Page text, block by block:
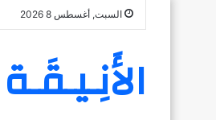
السبت, أغسطس 8 2026
الأَنِـيـقَـة